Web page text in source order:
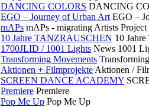
DANCING COLORS DANCING
EGO – Journey of Urban Art EGO –
mAPs mAPs - migrating Artists Project
10 Jahre TANZRAUSCHEN 10
1700JLID / 1001 Lights News 1001
Transforming Movements
Aktionen + Filmprojekte Aktionen /
SCREEN DANCE ACADEMY
Premiere Premiere
Pop Me Up Pop Me Up